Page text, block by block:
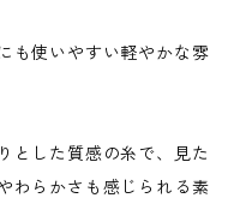
も使いやすい軽やかな雰
とした質感の糸で、見た
わらかさも感じられる素